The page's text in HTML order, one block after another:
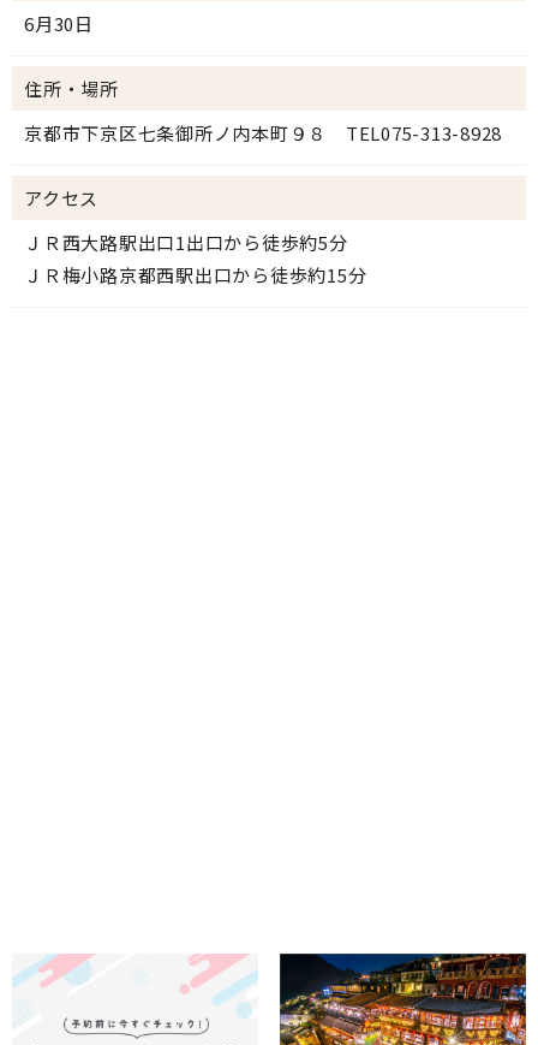
6月30日
住所・場所
京都市下京区七条御所ノ内本町９８ TEL075-313-8928
アクセス
ＪＲ西大路駅出口1出口から徒歩約5分
ＪＲ梅小路京都西駅出口から徒歩約15分